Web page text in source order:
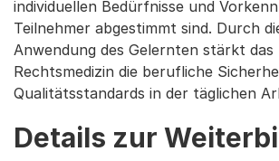
individuellen Bedürfnisse und
Teilnehmer abgestimmt sind. Durch
Anwendung des Gelernten stärkt
Rechtsmedizin die berufliche
Qualitätsstandards in der täglichen
Details zur